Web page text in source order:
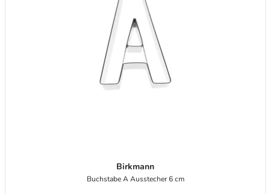
Birkmann
Buchstabe A Ausstecher 6 cm